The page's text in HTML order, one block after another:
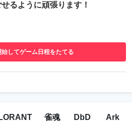
るように頑張ります！
してゲーム日程をたてる
雀魂 DbD
Ark